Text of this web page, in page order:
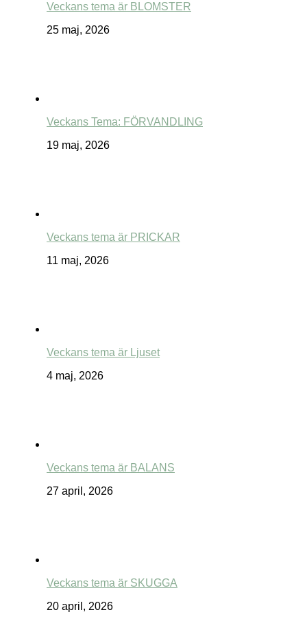
Veckans tema är BLOMSTER
25 maj, 2026
Veckans Tema: FÖRVANDLING
19 maj, 2026
Veckans tema är PRICKAR
11 maj, 2026
Veckans tema är Ljuset
4 maj, 2026
Veckans tema är BALANS
27 april, 2026
Veckans tema är SKUGGA
20 april, 2026